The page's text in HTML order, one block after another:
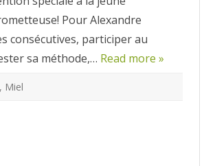
Pour Alexandre
consécutives, participer au
sa méthode,… Read more »
, Miel